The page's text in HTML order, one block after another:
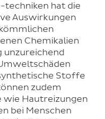
techniken hat die
Auswirkungen
Chemikalien
unzureichend
Stoffe
zudem
wie Hautreizungen
bei Menschen